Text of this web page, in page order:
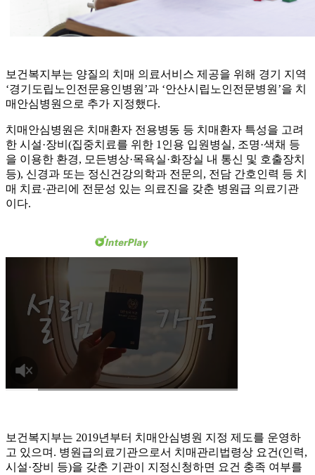
보건복지부는 양질의 치매 의료서비스 제공을 위해 경기 지역
‘경기도립노인전문용인병원’과 ‘안산시립노인전문병원’을 치
매안심병원으로 추가 지정했다.
치매안심병원은 치매환자 전용병동 등 치매환자 특성을 고려
한 시설·장비(집중치료를 위한 1인용 입원병실, 조명·색채 등
을 이용한 환경, 모든병상·목욕실·화장실 내 통신 및 호출장치
등), 신경과 또는 정신건강의학과 전문의, 전담 간호인력 등 치
매 치료·관리에 전문성 있는 의료진을 갖춘 병원급 의료기관
이다.
보건복지부는 2019년부터 치매안심병원 지정 제도를 운영하
고 있으며. 병원급의료기관으로서 치매관리법령상 요건(인력,
시설·장비 등)을 갖춘 기관이 지정신청하면 요건 충족 여부를